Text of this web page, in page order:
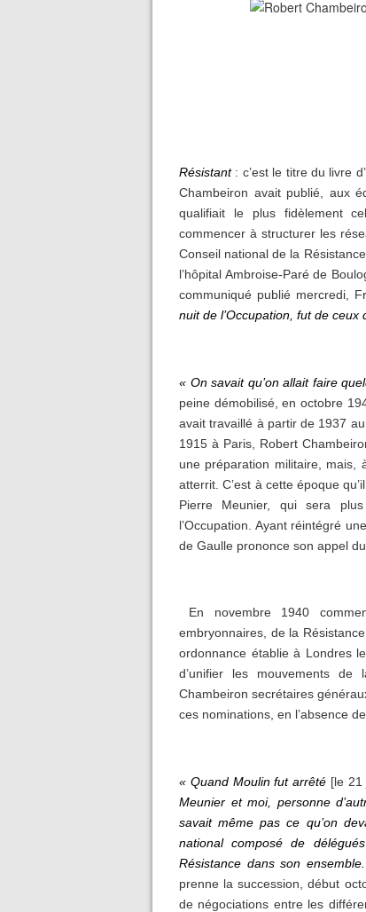
Résistant: c’est le titre du livre
Chambeiron avait publié, aux
qualifiait le plus fidèlement
commencer à structurer les
Conseil national de la
l’hôpital Ambroise-Paré de
communiqué publié mercredi,
nuit de l’Occupation, fut de
« On savait qu’on allait faire
peine démobilisé, en octobre
avait travaillé à partir de 1937
1915 à Paris, Robert
une préparation militaire, mais,
atterrit. C’est à cette époque
Pierre Meunier, qui sera
l’Occupation. Ayant réintégré
de Gaulle prononce son appel
En novembre 1940
embryonnaires, de la
ordonnance établie à Londres
d’unifier les mouvements de
Chambeiron secrétaires
ces nominations, en l’absence
« Quand Moulin fut arrêté [le 21
Meunier et moi, personne
savait même pas ce qu’on
national composé de
Résistance dans son
prenne la succession, début
de négociations entre les